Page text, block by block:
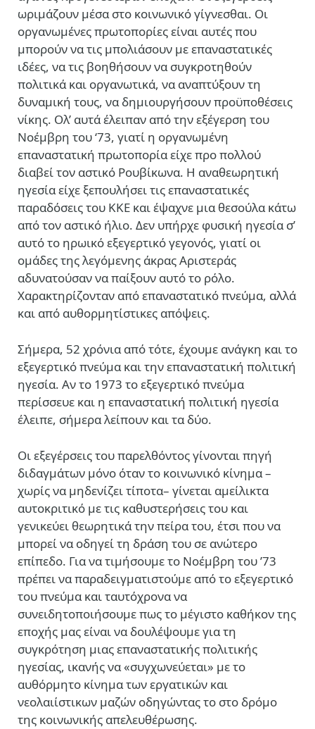
ωριμάζουν μέσα στο κοινωνικό γίγνεσθαι. Οι
οργανωμένες πρωτοπορίες είναι αυτές που
μπορούν να τις μπολιάσουν με επαναστατικές
ιδέες, να τις βοηθήσουν να συγκροτηθούν
πολιτικά και οργανωτικά, να αναπτύξουν τη
δυναμική τους, να δημιουργήσουν προϋποθέσεις
νίκης. Ολ’ αυτά έλειπαν από την εξέγερση του
Νοέμβρη του ‘73, γιατί η οργανωμένη
επαναστατική πρωτοπορία είχε προ πολλού
διαβεί τον αστικό Ρουβίκωνα. Η αναθεωρητική
ηγεσία είχε ξεπουλήσει τις επαναστατικές
παραδόσεις του ΚΚΕ και έψαχνε μια θεσούλα κάτω
από τον αστικό ήλιο. Δεν υπήρχε φυσική ηγεσία σ’
αυτό το ηρωικό εξεγερτικό γεγονός, γιατί οι
ομάδες της λεγόμενης άκρας Αριστεράς
αδυνατούσαν να παίξουν αυτό το ρόλο.
Χαρακτηρίζονταν από επαναστατικό πνεύμα, αλλά
και από αυθορμητίστικες απόψεις.
Σήμερα, 52 χρόνια από τότε, έχουμε ανάγκη και το
εξεγερτικό πνεύμα και την επαναστατική πολιτική
ηγεσία. Αν το 1973 το εξεγερτικό πνεύμα
περίσσευε και η επαναστατική πολιτική ηγεσία
έλειπε, σήμερα λείπουν και τα δύο.
Οι εξεγέρσεις του παρελθόντος γίνονται πηγή
διδαγμάτων μόνο όταν το κοινωνικό κίνημα –
χωρίς να μηδενίζει τίποτα– γίνεται αμείλικτα
αυτοκριτικό με τις καθυστερήσεις του και
γενικεύει θεωρητικά την πείρα του, έτσι που να
μπορεί να οδηγεί τη δράση του σε ανώτερο
επίπεδο. Για να τιμήσουμε το Νοέμβρη του ’73
πρέπει να παραδειγματιστούμε από το εξεγερτικό
του πνεύμα και ταυτόχρονα να
συνειδητοποιήσουμε πως το μέγιστο καθήκον της
εποχής μας είναι να δουλέψουμε για τη
συγκρότηση μιας επαναστατικής πολιτικής
ηγεσίας, ικανής να «συγχωνεύεται» με το
αυθόρμητο κίνημα των εργατικών και
νεολαιίστικων μαζών οδηγώντας το στο δρόμο
της κοινωνικής απελευθέρωσης.